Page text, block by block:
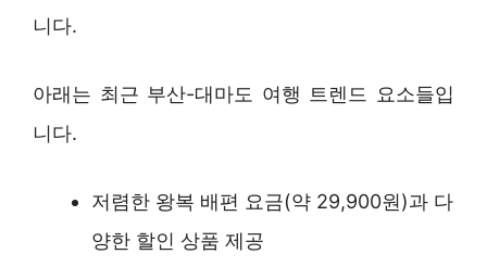
니다.
아래는 최근 부산-대마도 여행 트렌드 요소들입
니다.
저렴한 왕복 배편 요금(약 29,900원)과 다
양한 할인 상품 제공